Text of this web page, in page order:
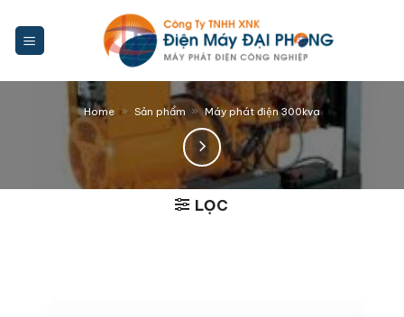
qua
nội
dung
Home » Sản phẩm » Máy phát điện 300kva
LỌC